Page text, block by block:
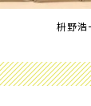
枡野浩